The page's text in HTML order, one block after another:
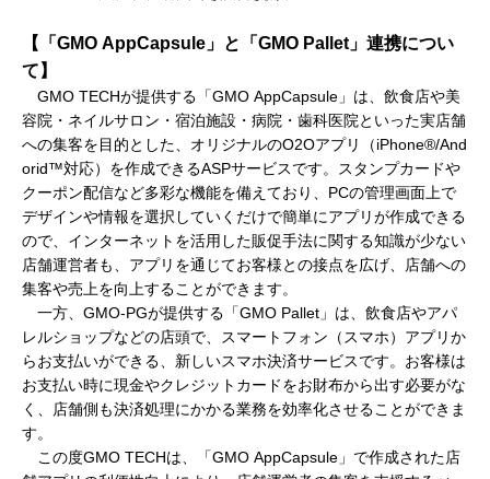
【「 GMO AppCapsule 」と「 GMO Pallet 」連携につい
て】
GMO TECHが提供する「GMO AppCapsule」は、飲食店や美
容院・ネイルサロン・宿泊施設・病院・歯科医院といった実店舗
への集客を目的とした、オリジナルのO2Oアプリ（iPhone®/And
orid™対応）を作成できるASPサービスです。スタンプカードや
クーポン配信など多彩な機能を備えており、PCの管理画面上で
デザインや情報を選択していくだけで簡単にアプリが作成できる
ので、インターネットを活用した販促手法に関する知識が少ない
店舗運営者も、アプリを通じてお客様との接点を広げ、店舗への
集客や売上を向上することができます。
一方、GMO-PGが提供する「GMO Pallet」は、飲食店やアパ
レルショップなどの店頭で、スマートフォン（スマホ）アプリか
らお支払いができる、新しいスマホ決済サービスです。お客様は
お支払い時に現金やクレジットカードをお財布から出す必要がな
く、店舗側も決済処理にかかる業務を効率化させることができま
す。
この度GMO TECHは、「GMO AppCapsule」で作成された店